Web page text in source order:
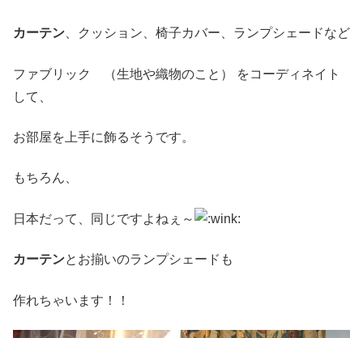
カーテン 、クッション、椅子カバー、ランプシェードなど
ファブリック （生地や織物のこと） をコーディネイト
して、
お部屋を上手に飾るそうです。
もちろん、
日本だって、同じですよねぇ～
カーテンとお揃いのランプシェードも
作れちゃいます！！